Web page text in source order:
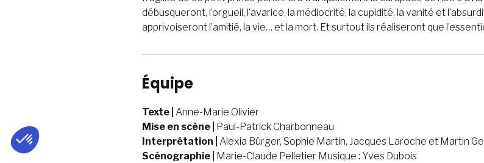
débusqueront, l’orgueil, l’avarice, la médiocrité, la cupidité, la vanité et
apprivoiseront l’amitié, la vie… et la mort. Et surtout ils réaliseront que
Équipe
Texte | Anne-Marie Olivier
Mise en scène | Paul-Patrick Charbonneau
Interprétation | Alexia Bürger, Sophie Martin, Jacques Laroche et Martin
Scénographie | Marie-Claude Pelletier Musique : Yves Dubois